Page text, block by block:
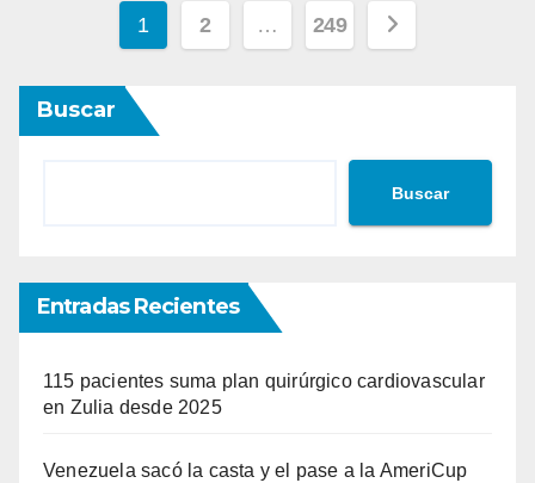
Paginación
de
entradas
1 2 … 249
Buscar
Buscar
Entradas Recientes
115 pacientes suma plan quirúrgico cardiovascular
en Zulia desde 2025
Venezuela sacó la casta y el pase a la AmeriCup